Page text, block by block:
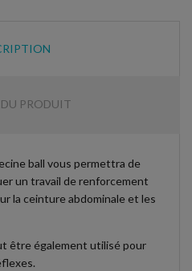
PRODUIT
ball vous permettra de
un travail de renforcement
la ceinture abdominale et les
être également utilisé pour